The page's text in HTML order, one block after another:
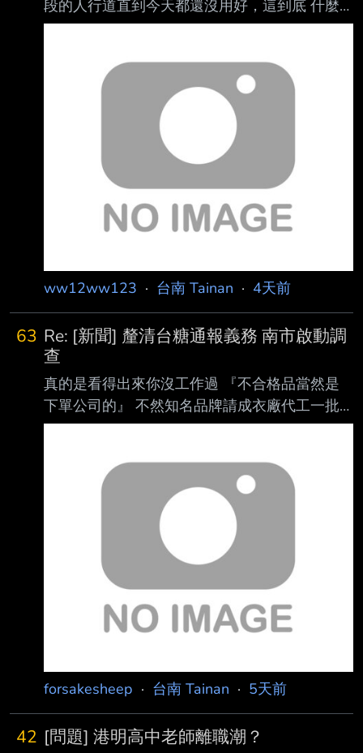
段的人行道直到今天都還沒用好，這到底 什麼
效率？今天難得放假在家，還在那邊吵，這就是
包蓋下去要蓋幾年欸？ --
ww12ww123 · 台南 Tainan · 4天前
63 Re: [新聞] 釐清台糖通報義務 南市啟動調
查
真的是看得出來你沒工作過 『不合格品當然是
下單公司的』 不然知名品牌請成衣廠代工一批
衣服 不合格品就是歸成衣廠的話，豈不是代表
付了原料錢，自然所有合格不合格成品都是我的
代工廠耗損率太高，都還要派人親自去查驗是不
是代工廠暗槓原料 或是故意做不合格品私下拿
去賣耶 不要在凹了好嗎？ -- 「Injustice
anywhere is a threat to justice everywhere. 」
- Dr. Martin Luther King, Jr. --
forsakesheep · 台南 Tainan · 5天前
42 [問題] 港明高中老師離職潮？